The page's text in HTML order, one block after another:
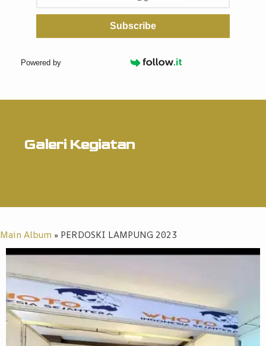
Subscribe
Powered by
Galeri Kegiatan
Main Album » PERDOSKI LAMPUNG 2023